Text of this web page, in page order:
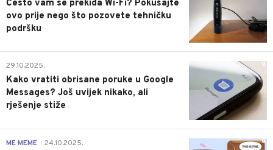
Često vam se prekida Wi-Fi? Pokušajte
ovo prije nego što pozovete tehničku
podršku
0
29.10.2025.
Kako vratiti obrisane poruke u Google
Messages? Još uvijek nikako, ali
rješenje stiže
0
ME MEME 24.10.2025.